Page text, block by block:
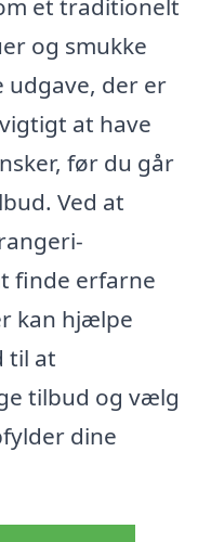
et traditionelt
og smukke
udgave, der er
at have
før du går
Ved at
finde erfarne
kan hjælpe
til at
tilbud og vælg
dine